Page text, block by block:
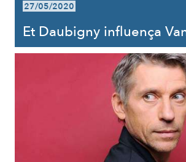
27/05/2020
Et Daubigny influença